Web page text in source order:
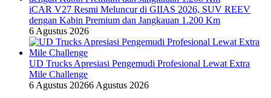
iCAR V27 Resmi Meluncur di GIIAS 2026, SUV REEV
dengan Kabin Premium dan Jangkauan 1.200 Km
6 Agustus 2026
UD Trucks Apresiasi Pengemudi Profesional Lewat Extra
Mile Challenge
6 Agustus 20266 Agustus 2026